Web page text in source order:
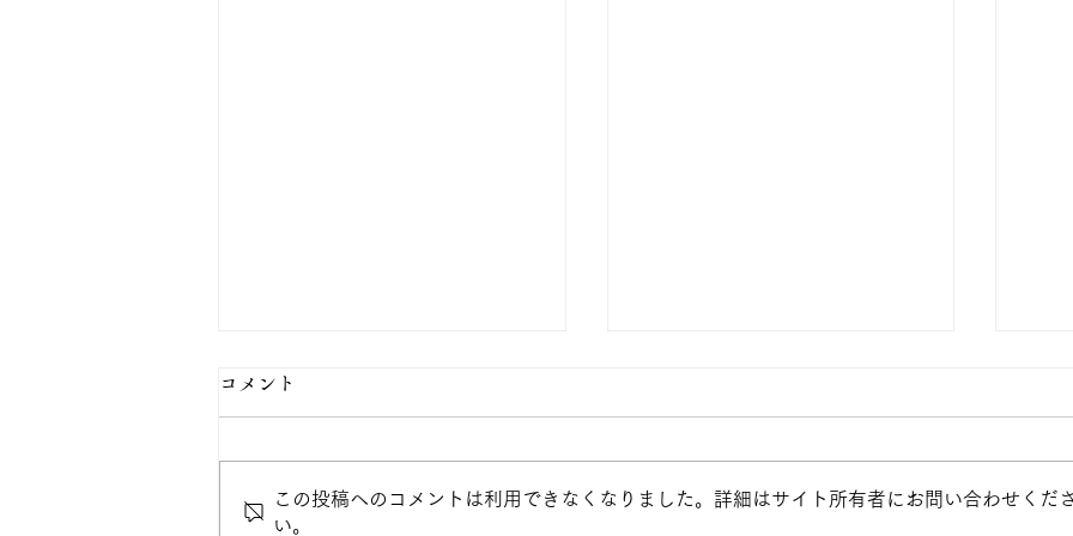
コメント
この投稿へのコメントは利用できなくなりました。詳細はサイト所有者にお問い合わせくだ
い。